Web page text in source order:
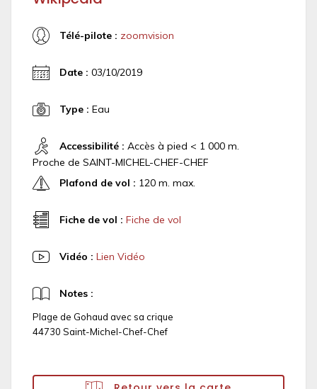
Télé-pilote : zoomvision
Date : 03/10/2019
Type : Eau
Accessibilité : Accès à pied < 1 000 m.
Proche de SAINT-MICHEL-CHEF-CHEF
Plafond de vol : 120 m. max.
Fiche de vol : Fiche de vol
Vidéo : Lien Vidéo
Notes :
Plage de Gohaud avec sa crique
44730 Saint-Michel-Chef-Chef